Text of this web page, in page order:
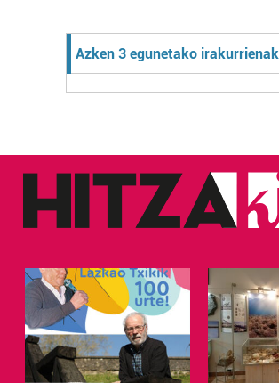
Azken 3 egunetako irakurrienak